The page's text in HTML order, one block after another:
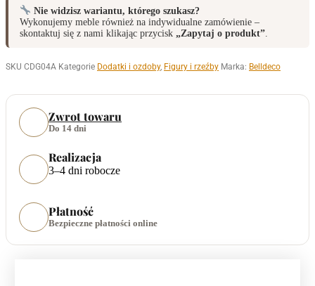
Nie widzisz wariantu, którego szukasz?
Wykonujemy meble również na indywidualne zamówienie –
skontaktuj się z nami klikając przycisk „Zapytaj o produkt”
SKU CDG04A Kategorie Dodatki i ozdoby, Figury i rzeźby Marka: Belldeco
Zwrot towaru
Do 14 dni
Realizacja
3–4 dni robocze
Płatność
Bezpieczne płatności online